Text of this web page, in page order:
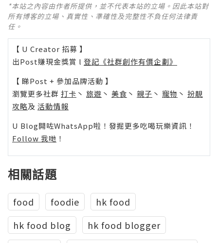
*本站之內容由作者所提供，並不代表本站的立場。因此本站對
所有博客的立場、真實性、準確性及完整性不負任何法律責
任。
【 U Creator 招募 】
出Post賺現金獎賞 l 登記《社群創作有價企劃》
【 睇Post + 參加品牌活動 】
瀏覽更多社群 打卡 丶 旅遊 丶 美食 丶 親子 丶 寵物 丶 扮靚
攻略及 活動情報
U Blog開咗WhatsApp啦！發掘更多吃喝玩樂資訊！
Follow 我哋 ！
相關話題
food foodie
hk food
hk food blog
hk food blogger